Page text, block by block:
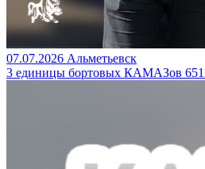
07.07.2026 Альметьевск
3 единицы бортовых КАМАЗов